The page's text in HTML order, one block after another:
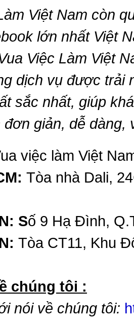
Việt Nam còn
lớn nhất Việt
Việc Làm Việt
dịch vụ được trải
sắc nhất, giúp
giản, dễ dàng,
việc làm Việt
Tòa nhà Dali,
Số 9 Hạ Đình,
Tòa CT11, Khu
chúng tôi :
nói về chúng tôi: